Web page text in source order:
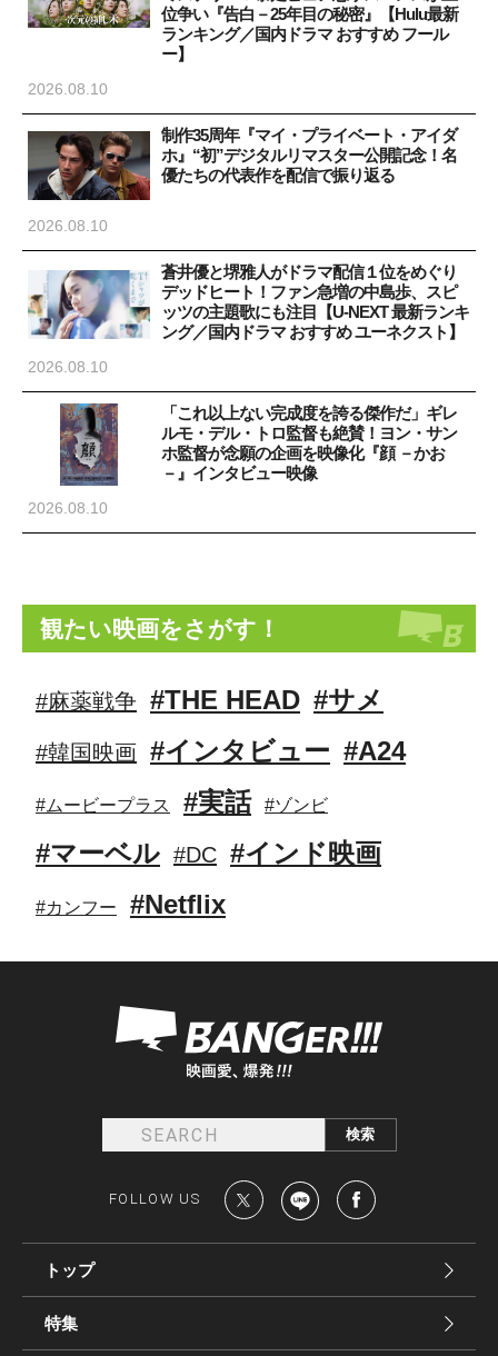
位争い『告白－25年目の秘密』【Hulu最新
ランキング／国内ドラマ おすすめ フール
ー】
2026.08.10
制作35周年『マイ・プライベート・アイダ
ホ』“初”デジタルリマスター公開記念！名
優たちの代表作を配信で振り返る
2026.08.10
蒼井優と堺雅人がドラマ配信１位をめぐり
デッドヒート！ファン急増の中島歩、スピ
ッツの主題歌にも注目【U-NEXT 最新ランキ
ング／国内ドラマ おすすめ ユーネクスト】
2026.08.10
「これ以上ない完成度を誇る傑作だ」ギレ
ルモ・デル・トロ監督も絶賛！ヨン・サン
ホ監督が念願の企画を映像化『顔 －かお
－』インタビュー映像
2026.08.10
観たい映画をさがす！
#麻薬戦争 #THE HEAD #サメ
#韓国映画 #インタビュー #A24
#ムービープラス #実話 #ゾンビ
#マーベル #DC #インド映画
#カンフー #Netflix
FOLLOW US
トップ
特集